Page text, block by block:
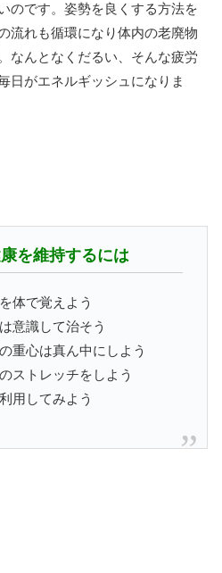
のです。姿勢を良くする方法を
流れも循環になり体内の老廃物
なんとなくだるい、そんな疲労
日がエネルギッシュになりま
を維持するには
体で覚えよう
意識して治そう
重心は真ん中にしよう
ストレッチをしよう
用してみよう